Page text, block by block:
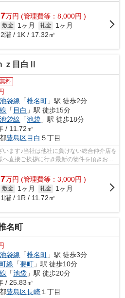
報は...
7万円 (管理費等：8,000円 )
敷金 1ヶ月 礼金
1ヶ月
2階 / 1K / 17.32㎡
ｚ目白Ⅱ
料
袋線 「椎名町 」駅 徒歩2分
「 目白 」駅 徒歩15分
袋線 「池袋 」駅 徒歩18分
/ 11.72㎡
豊島区目白 ５丁目
います♪当社は他社に負けない総合仲介店を
直接ご挨拶に行き最新の物件を頂きお客
報は...
7万円 (管理費等：3,000円 )
敷金 1ヶ月 礼金
1ヶ月
1階 / 1R / 11.72㎡
名町
袋線 「椎名町 」駅 徒歩3分
線 「要町 」駅 徒歩10分
「池袋 」駅 徒歩20分
/ 25.83㎡
豊島区長崎１丁目